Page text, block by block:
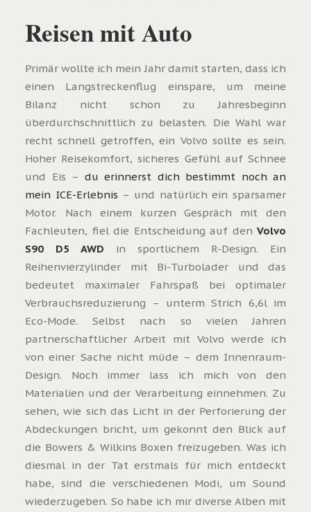
Reisen mit Auto
Primär wollte ich mein Jahr damit starten, dass ich
einen Langstreckenflug einspare, um meine
Bilanz nicht schon zu Jahresbeginn
überdurchschnittlich zu belasten. Die Wahl war
recht schnell getroffen, ein Volvo sollte es sein.
Hoher Reisekomfort, sicheres Gefühl auf Schnee
und Eis – du erinnerst dich bestimmt noch an
mein ICE-Erlebnis – und natürlich ein sparsamer
Motor. Nach einem kurzen Gespräch mit den
Fachleuten, fiel die Entscheidung auf den Volvo
S90 D5 AWD in sportlichem R-Design. Ein
Reihenvierzylinder mit Bi-Turbolader und das
bedeutet maximaler Fahrspaß bei optimaler
Verbrauchsreduzierung – unterm Strich 6,6l im
Eco-Mode. Selbst nach so vielen Jahren
partnerschaftlicher Arbeit mit Volvo werde ich
von einer Sache nicht müde – dem Innenraum-
Design. Noch immer lass ich mich von den
Materialien und der Verarbeitung einnehmen. Zu
sehen, wie sich das Licht in der Perforierung der
Abdeckungen bricht, um gekonnt den Blick auf
die Bowers & Wilkins Boxen freizugeben. Was ich
diesmal in der Tat erstmals für mich entdeckt
habe, sind die verschiedenen Modi, um Sound
wiederzugeben. So habe ich mir diverse Alben mit